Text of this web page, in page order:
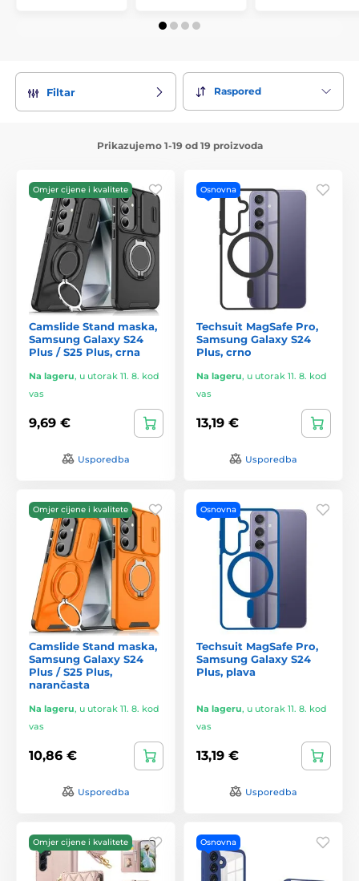
Filtar Raspored
Prikazujemo 1-19 od 19 proizvoda
Omjer cijene i kvalitete
Camslide Stand maska,
Samsung Galaxy S24
Plus / S25 Plus, crna
Na lageru, u utorak 11. 8. kod
vas
9,69 €
Usporedba
Osnovna
Techsuit MagSafe Pro,
Samsung Galaxy S24
Plus, crno
Na lageru, u utorak 11. 8. kod
vas
13,19 €
Usporedba
Omjer cijene i kvalitete
Camslide Stand maska,
Samsung Galaxy S24
Plus / S25 Plus,
narančasta
Na lageru, u utorak 11. 8. kod
vas
10,86 €
Usporedba
Osnovna
Techsuit MagSafe Pro,
Samsung Galaxy S24
Plus, plava
Na lageru, u utorak 11. 8. kod
vas
13,19 €
Usporedba
Omjer cijene i kvalitete Osnovna